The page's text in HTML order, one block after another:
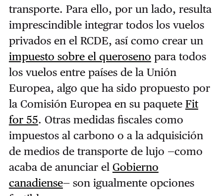
transporte. Para ello, por un lado, resulta
imprescindible integrar todos los vuelos
privados en el RCDE, así como crear un
impuesto sobre el queroseno para todos
los vuelos entre países de la Unión
Europea, algo que ha sido propuesto por
la Comisión Europea en su paquete Fit
for 55. Otras medidas fiscales como
impuestos al carbono o a la adquisición
de medios de transporte de lujo —como
acaba de anunciar el Gobierno
canadiense— son igualmente opciones